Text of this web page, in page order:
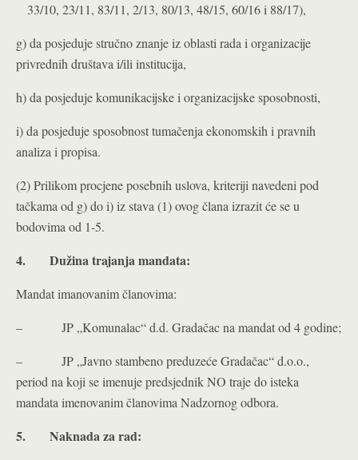
33/10, 23/11, 83/11, 2/13, 80/13, 48/15, 60/16 i 88/17),
g) da posjeduje stručno znanje iz oblasti rada i organizacije
privrednih društava i/ili institucija,
h) da posjeduje komunikacijske i organizacijske sposobnosti,
i) da posjeduje sposobnost tumačenja ekonomskih i pravnih
analiza i propisa.
(2) Prilikom procjene posebnih uslova, kriteriji navedeni pod
tačkama od g) do i) iz stava (1) ovog člana izrazit će se u
bodovima od 1-5.
4. Dužina trajanja mandata:
Mandat imanovanim članovima:
– JP „Komunalac“ d.d. Gradačac na mandat od 4 godine;
– JP „Javno stambeno preduzeće Gradačac“ d.o.o.,
period na koji se imenuje predsjednik NO traje do isteka
mandata imenovanim članovima Nadzornog odbora.
5. Naknada za rad: